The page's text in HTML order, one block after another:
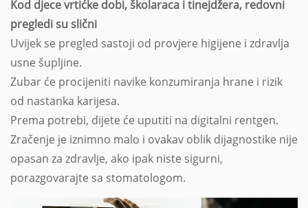
Kod djece vrtićke dobi, školaraca i tinejdžera, redovni
pregledi su slični
Uvijek se pregled sastoji od provjere higijene i zdravlja
usne šupljine.
Zubar će procijeniti navike konzumiranja hrane i rizik
od nastanka karijesa.
Prema potrebi, dijete će uputiti na digitalni rentgen.
Zračenje je iznimno malo i ovakav oblik dijagnostike nije
opasan za zdravlje, ako ipak niste sigurni,
porazgovarajte sa stomatologom.